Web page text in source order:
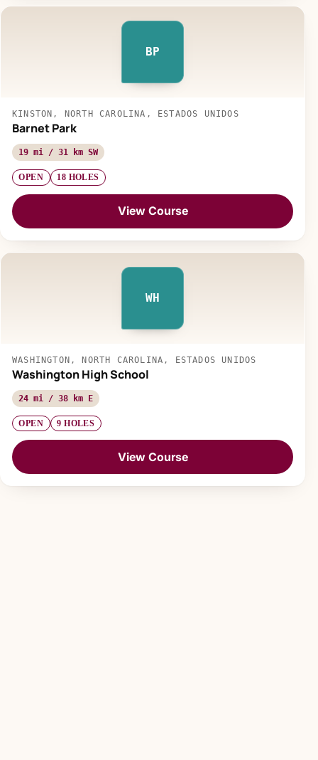
BP
KINSTON, NORTH CAROLINA, ESTADOS UNIDOS
Barnet Park
19 mi / 31 km SW
OPEN 18 HOLES
View Course
WH
WASHINGTON, NORTH CAROLINA, ESTADOS UNIDOS
Washington High School
24 mi / 38 km E
OPEN 9 HOLES
View Course